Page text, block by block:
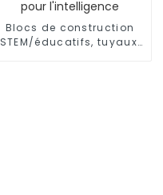
Blocs de construction
STEM/éducatifs, tuyaux,